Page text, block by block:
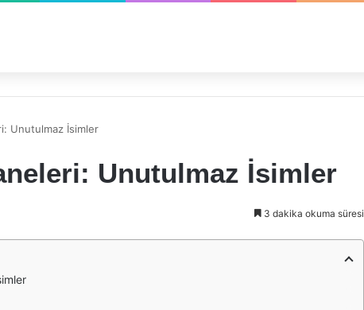
Unutulmaz İsimler
Unutulmaz İsimler
3 dakika okuma süresi